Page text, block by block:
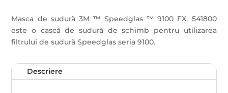
Masca de sudură 3M ™ Speedglas ™ 9100 FX, 541800
este o cască de sudură de schimb pentru utilizarea
filtrului de sudură Speedglas seria 9100.
Descriere